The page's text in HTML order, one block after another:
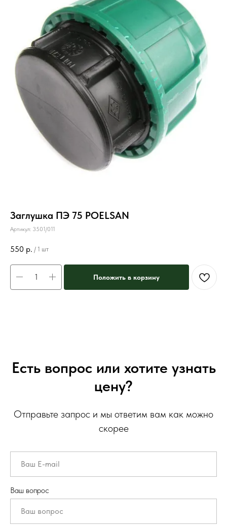
Заглушка ПЭ 75 POELSAN
Артикул: 3501/011
550 р. / 1 шт
Положить в корзину
Есть вопрос или хотите узнать
цену?
Отправьте запрос и мы ответим вам как можно
скорее
Ваш вопрос